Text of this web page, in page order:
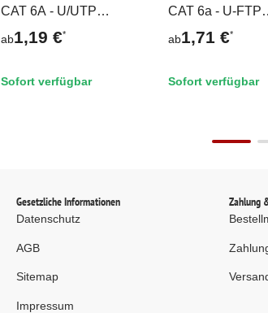
CAT 6A - U/UTP
Patchkabel AWG 26/7
LSZH
ab1,19 €*
Sofort verfügbar
CAT 6a - U-FTP
Patchkabel
30, PVC
ab1,71 €*
Sofort verfügbar
Gesetzliche Informationen
Datenschutz
AGB
Sitemap
Impressum
Zahlung